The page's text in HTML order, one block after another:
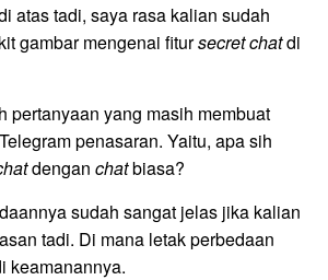
atas tadi, saya rasa kalian sudah
gambar mengenai fitursecret chatdi
pertanyaan yang masih membuat
penasaran. Yaitu, apa sih
dengan chatbiasa?
sudah sangat jelas jika kalian
tadi. Di mana letak perbedaan
keamanannya.